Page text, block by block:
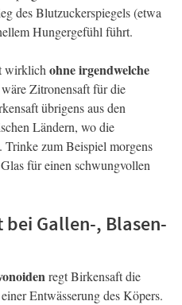
des Blutzuckerspiegels (etwa
Hungergefühl führt.
wirklich ohne irgendwelche
Zitronensaft für die
übrigens aus den
Ländern, wo die
zum Beispiel morgens
für einen schwungvollen
Gallen-, Blasen-
regt Birkensaft die
Entwässerung des Köpers.